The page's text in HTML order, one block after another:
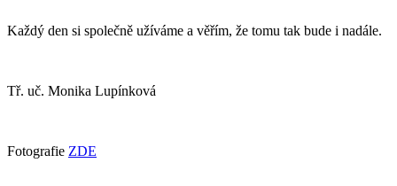
Každý den si společně užíváme a věřím, že tomu tak bude i nadále.
Tř. uč. Monika Lupínková
Fotografie ZDE